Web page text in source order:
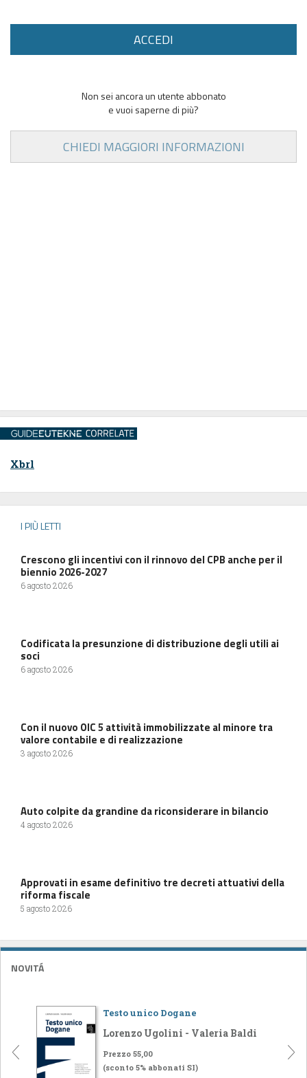
ACCEDI
Non sei ancora un utente abbonato
e vuoi saperne di più?
CHIEDI MAGGIORI INFORMAZIONI
Xbrl
I PIÙ LETTI
Crescono gli incentivi con il rinnovo del CPB anche per il
biennio 2026-2027
6 agosto 2026
Codificata la presunzione di distribuzione degli utili ai
soci
6 agosto 2026
Con il nuovo OIC 5 attività immobilizzate al minore tra
valore contabile e di realizzazione
3 agosto 2026
Auto colpite da grandine da riconsiderare in bilancio
4 agosto 2026
Approvati in esame definitivo tre decreti attuativi della
riforma fiscale
5 agosto 2026
NOVITÁ
Testo unico Dogane
Lorenzo Ugolini - Valeria Baldi
Prezzo 55,00
(sconto 5% abbonati SI)